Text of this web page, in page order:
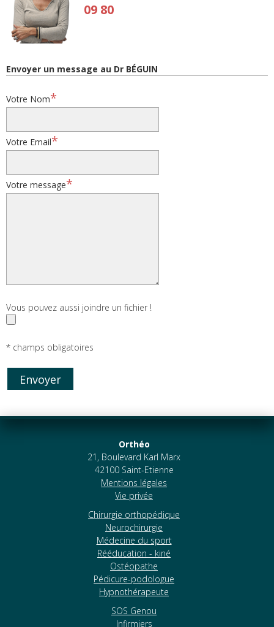
09 80
Envoyer un message au Dr BÉGUIN
Votre Nom*
Votre Email*
Votre message*
Vous pouvez aussi joindre un fichier !
* champs obligatoires
Envoyer
Orthéo
21, Boulevard Karl Marx
42100 Saint-Etienne
Mentions légales
Vie privée
Chirurgie orthopédique
Neurochirurgie
Médecine du sport
Rééducation - kiné
Ostéopathe
Pédicure-podologue
Hypnothérapeute
SOS Genou
Infirmiers